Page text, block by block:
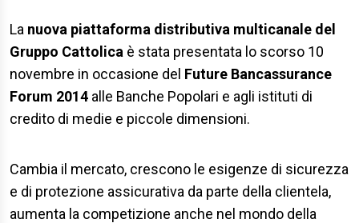
La nuova piattaforma distributiva multicanale del
Gruppo Cattolica è stata presentata lo scorso 10
novembre in occasione del Future Bancassurance
Forum 2014 alle Banche Popolari e agli istituti di
credito di medie e piccole dimensioni.
Cambia il mercato, crescono le esigenze di sicurezza
e di protezione assicurativa da parte della clientela,
aumenta la competizione anche nel mondo della